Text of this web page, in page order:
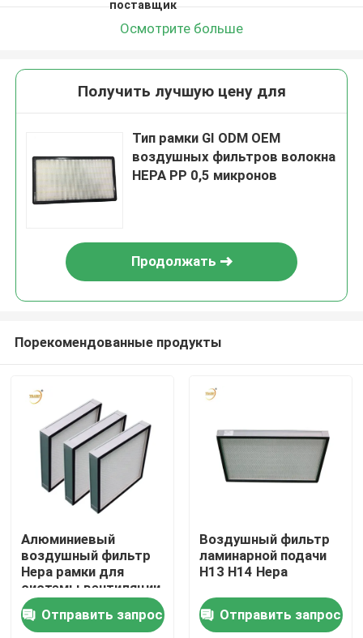
Продукты
Видео
поставщик
Осмотрите больше
Получить лучшую цену для
Тип рамки GI ODM OEM
воздушных фильтров волокна
HEPA PP 0,5 микронов
Продолжать
Порекомендованные продукты
Алюминиевый
воздушный фильтр
Hepa рамки для
системы вентиляции
Отправить запрос
Воздушный фильтр
ламинарной подачи
H13 H14 Hepa
Отправить запрос